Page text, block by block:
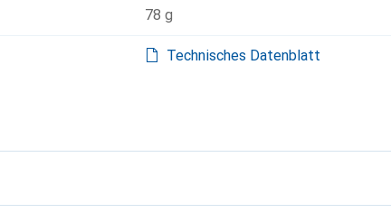
78 g
Technisches Datenblatt